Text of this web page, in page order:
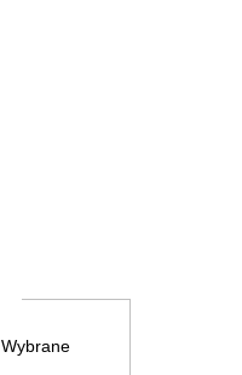
Wybrane